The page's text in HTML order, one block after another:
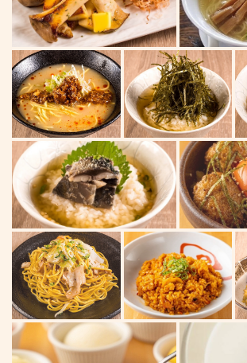
照片 | 餃子酒場 肉汁とっつぁん 池袋西口
題・個室完備】
東京都豊島区西池袋１-13-1 タグリート池袋2・3階
https://tottsuanikebukuro.owst.jp/gallery
お店情報をコピー
閉じる